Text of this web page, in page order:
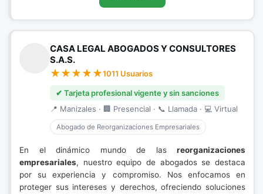
CASA LEGAL ABOGADOS Y CONSULTORES
S.A.S.
1011 Usuarios
✔ Tarjeta profesional vigente y sin sanciones
📍 Manizales · 🏢 Presencial · 📞 Llamada · 💻 Virtual
Abogado de Reorganizaciones Empresariales
En el dinámico mundo de las reorganizaciones
empresariales, nuestro equipo de abogados se destaca
por su experiencia y compromiso. Nos enfocamos en
proteger sus intereses y derechos, ofreciendo soluciones